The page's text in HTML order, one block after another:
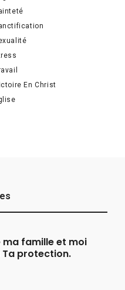
En Christ
ma famille et moi
Ta protection.